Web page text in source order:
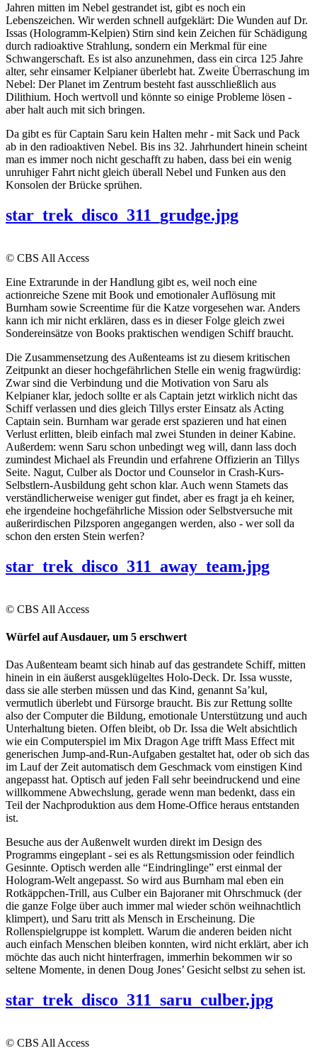
Jahren mitten im Nebel gestrandet ist, gibt es noch ein
Lebenszeichen. Wir werden schnell aufgeklärt: Die Wunden auf Dr.
Issas (Hologramm-Kelpien) Stirn sind kein Zeichen für Schädigung
durch radioaktive Strahlung, sondern ein Merkmal für eine
Schwangerschaft. Es ist also anzunehmen, dass ein circa 125 Jahre
alter, sehr einsamer Kelpianer überlebt hat. Zweite Überraschung im
Nebel: Der Planet im Zentrum besteht fast ausschließlich aus
Dilithium. Hoch wertvoll und könnte so einige Probleme lösen -
aber halt auch mit sich bringen.
Da gibt es für Captain Saru kein Halten mehr - mit Sack und Pack
ab in den radioaktiven Nebel. Bis ins 32. Jahrhundert hinein scheint
man es immer noch nicht geschafft zu haben, dass bei ein wenig
unruhiger Fahrt nicht gleich überall Nebel und Funken aus den
Konsolen der Brücke sprühen.
star_trek_disco_311_grudge.jpg
© CBS All Access
Eine Extrarunde in der Handlung gibt es, weil noch eine
actionreiche Szene mit Book und emotionaler Auflösung mit
Burnham sowie Screentime für die Katze vorgesehen war. Anders
kann ich mir nicht erklären, dass es in dieser Folge gleich zwei
Sondereinsätze von Books praktischen wendigen Schiff braucht.
Die Zusammensetzung des Außenteams ist zu diesem kritischen
Zeitpunkt an dieser hochgefährlichen Stelle ein wenig fragwürdig:
Zwar sind die Verbindung und die Motivation von Saru als
Kelpianer klar, jedoch sollte er als Captain jetzt wirklich nicht das
Schiff verlassen und dies gleich Tillys erster Einsatz als Acting
Captain sein. Burnham war gerade erst spazieren und hat einen
Verlust erlitten, bleib einfach mal zwei Stunden in deiner Kabine.
Außerdem: wenn Saru schon unbedingt weg will, dann lass doch
zumindest Michael als Freundin und erfahrene Offizierin an Tillys
Seite. Nagut, Culber als Doctor und Counselor in Crash-Kurs-
Selbstlern-Ausbildung geht schon klar. Auch wenn Stamets das
verständlicherweise weniger gut findet, aber es fragt ja eh keiner,
ehe irgendeine hochgefährliche Mission oder Selbstversuche mit
außerirdischen Pilzsporen angegangen werden, also - wer soll da
schon den ersten Stein werfen?
star_trek_disco_311_away_team.jpg
© CBS All Access
Würfel auf Ausdauer, um 5 erschwert
Das Außenteam beamt sich hinab auf das gestrandete Schiff, mitten
hinein in ein äußerst ausgeklügeltes Holo-Deck. Dr. Issa wusste,
dass sie alle sterben müssen und das Kind, genannt Sa’kul,
vermutlich überlebt und Fürsorge braucht. Bis zur Rettung sollte
also der Computer die Bildung, emotionale Unterstützung und auch
Unterhaltung bieten. Offen bleibt, ob Dr. Issa die Welt absichtlich
wie ein Computerspiel im Mix Dragon Age trifft Mass Effect mit
generischen Jump-and-Run-Aufgaben gestaltet hat, oder ob sich das
im Lauf der Zeit automatisch dem Geschmack vom einstigen Kind
angepasst hat. Optisch auf jeden Fall sehr beeindruckend und eine
willkommene Abwechslung, gerade wenn man bedenkt, dass ein
Teil der Nachproduktion aus dem Home-Office heraus entstanden
ist.
Besuche aus der Außenwelt wurden direkt im Design des
Programms eingeplant - sei es als Rettungsmission oder feindlich
Gesinnte. Optisch werden alle “Eindringlinge” erst einmal der
Hologram-Welt angepasst. So wird aus Burnham mal eben ein
Rotkäppchen-Trill, aus Culber ein Bajoraner mit Ohrschmuck (der
die ganze Folge über auch immer mal wieder schön weihnachtlich
klimpert), und Saru tritt als Mensch in Erscheinung. Die
Rollenspielgruppe ist komplett. Warum die anderen beiden nicht
auch einfach Menschen bleiben konnten, wird nicht erklärt, aber ich
möchte das auch nicht hinterfragen, immerhin bekommen wir so
seltene Momente, in denen Doug Jones’ Gesicht selbst zu sehen ist.
star_trek_disco_311_saru_culber.jpg
© CBS All Access